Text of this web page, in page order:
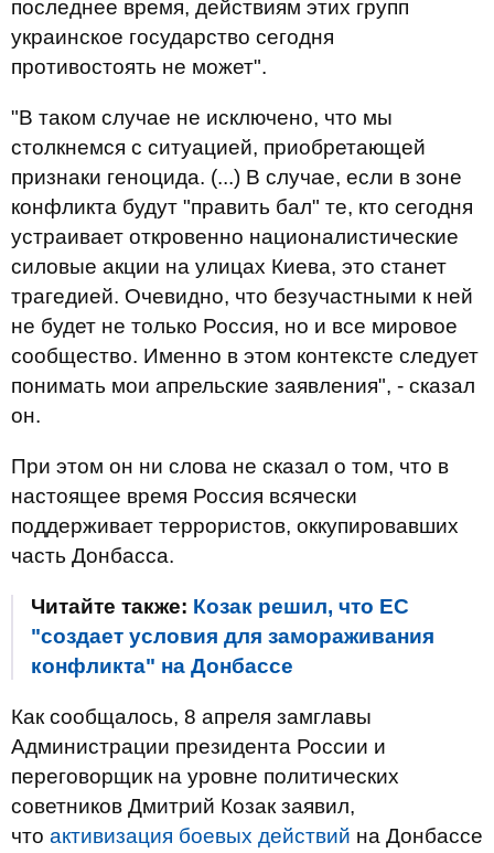
последнее время, действиям этих групп
украинское государство сегодня
противостоять не может".
"В таком случае не исключено, что мы
столкнемся с ситуацией, приобретающей
признаки геноцида. (...) В случае, если в зоне
конфликта будут "править бал" те, кто сегодня
устраивает откровенно националистические
силовые акции на улицах Киева, это станет
трагедией. Очевидно, что безучастными к ней
не будет не только Россия, но и все мировое
сообщество. Именно в этом контексте следует
понимать мои апрельские заявления", - сказал
он.
При этом он ни слова не сказал о том, что в
настоящее время Россия всячески
поддерживает террористов, оккупировавших
часть Донбасса.
Читайте также: Козак решил, что ЕС
"создает условия для замораживания
конфликта" на Донбассе
Как сообщалось, 8 апреля замглавы
Администрации президента России и
переговорщик на уровне политических
советников Дмитрий Козак заявил,
что активизация боевых действий на Донбассе